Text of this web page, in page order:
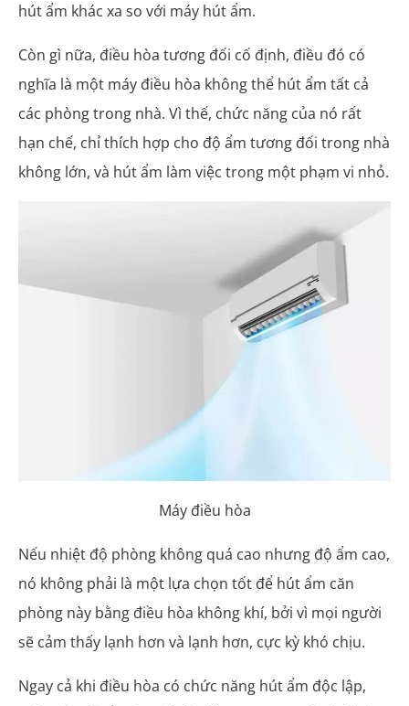
hút ẩm khác xa so với máy hút ẩm.
Còn gì nữa, điều hòa tương đối cố định, điều đó có
nghĩa là một máy điều hòa không thể hút ẩm tất cả
các phòng trong nhà. Vì thế, chức năng của nó rất
hạn chế, chỉ thích hợp cho độ ẩm tương đối trong nhà
không lớn, và hút ẩm làm việc trong một phạm vi nhỏ.
Máy điều hòa
Nếu nhiệt độ phòng không quá cao nhưng độ ẩm cao,
nó không phải là một lựa chọn tốt để hút ẩm căn
phòng này bằng điều hòa không khí, bởi vì mọi người
sẽ cảm thấy lạnh hơn và lạnh hơn, cực kỳ khó chịu.
Ngay cả khi điều hòa có chức năng hút ẩm độc lập,